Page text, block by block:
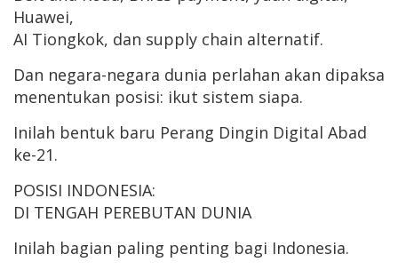
Huawei,
AI Tiongkok, dan supply chain alternatif.
Dan negara-negara dunia perlahan akan dipaksa
menentukan posisi: ikut sistem siapa.
Inilah bentuk baru Perang Dingin Digital Abad
ke-21.
POSISI INDONESIA:
DI TENGAH PEREBUTAN DUNIA
Inilah bagian paling penting bagi Indonesia.